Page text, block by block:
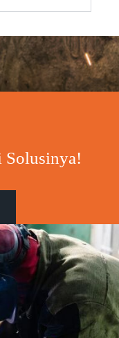
Solusinya!